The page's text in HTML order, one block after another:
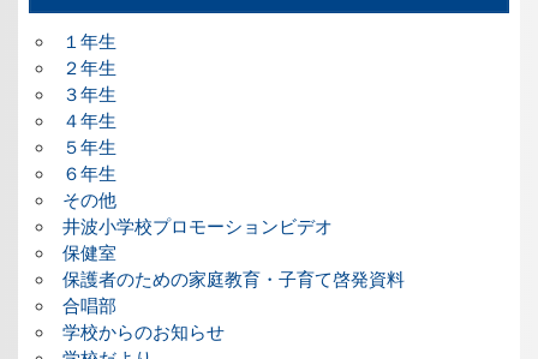
１年生
２年生
３年生
４年生
５年生
６年生
その他
井波小学校プロモーションビデオ
保健室
保護者のための家庭教育・子育て啓発資料
合唱部
学校からのお知らせ